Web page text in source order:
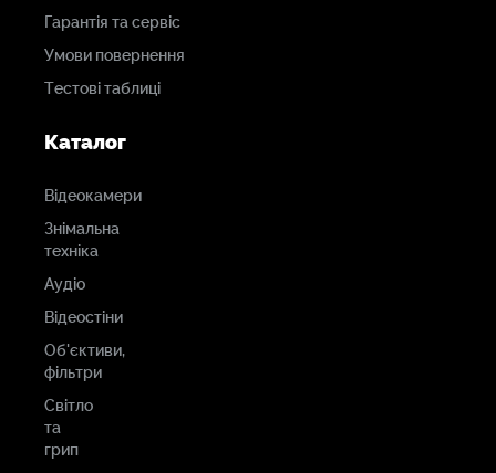
Гарантія та сервіс
Умови повернення
Тестові таблиці
Каталог
Відеокамери
Знімальна
техніка
Аудіо
Відеостіни
Об'єктиви,
фільтри
Світло
та
грип